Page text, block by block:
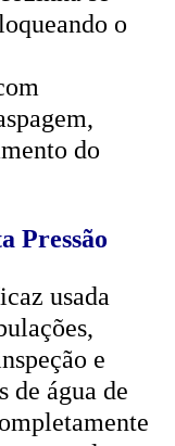
o
do
Pressão
usada
e
de água de